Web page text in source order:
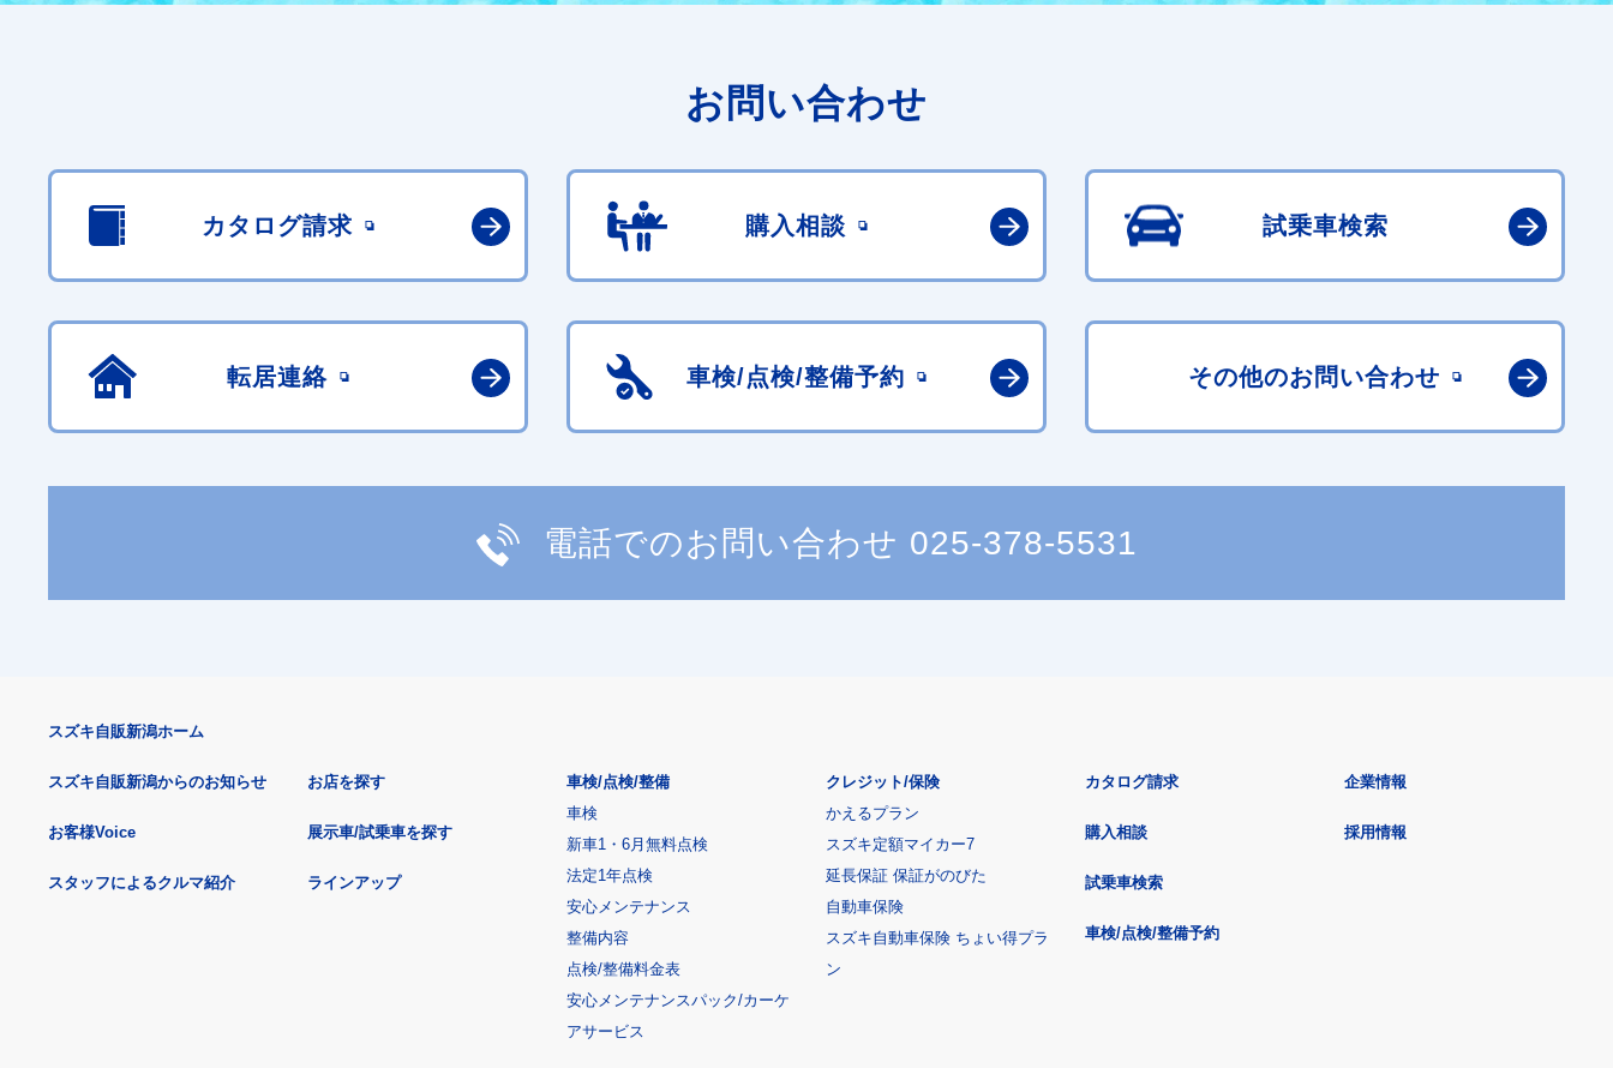
お問い合わせ
カタログ請求 購入相談 試乗車検索
転居連絡 車検/点検/整備予約 その他のお問い合わせ
電話でのお問い合わせ 025-378-5531
スズキ自販新潟ホーム
スズキ自販新潟からのお知らせ
お客様Voice
スタッフによるクルマ紹介
お店を探す
展示車/試乗車を探す
ラインアップ
車検/点検/整備
車検
新車1・6月無料点検
法定1年点検
安心メンテナンス
整備内容
点検/整備料金表
安心メンテナンスパック/カーケ
アサービス
クレジット/保険
かえるプラン
スズキ定額マイカー7
延長保証 保証がのびた
自動車保険
スズキ自動車保険 ちょい得プラ
ン
カタログ請求
購入相談
試乗車検索
車検/点検/整備予約
企業情報
採用情報